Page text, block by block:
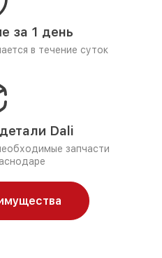
за 1 день
в течение суток
Dali
запчасти